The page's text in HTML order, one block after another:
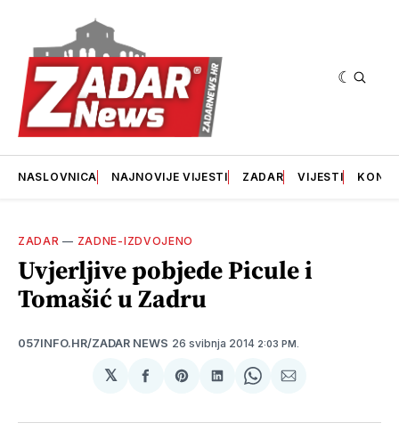
NASLOVNICA NAJNOVIJE VIJESTI ZADAR VIJESTI
ZADAR — ZADNE-IZDVOJENO
Uvjerljive pobjede Picule i
Tomašić u Zadru
057INFO.HR/ZADAR NEWS 26 svibnja 2014 2:03 PM.
𝕏
podijeliSharepodijeliSharepodijeli